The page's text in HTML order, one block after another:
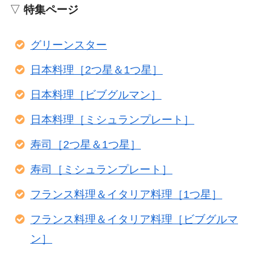
▽ 特集ページ
グリーンスター
日本料理［2つ星＆1つ星］
日本料理［ビブグルマン］
日本料理［ミシュランプレート］
寿司［2つ星＆1つ星］
寿司［ミシュランプレート］
フランス料理＆イタリア料理［1つ星］
フランス料理＆イタリア料理［ビブグルマ
ン］